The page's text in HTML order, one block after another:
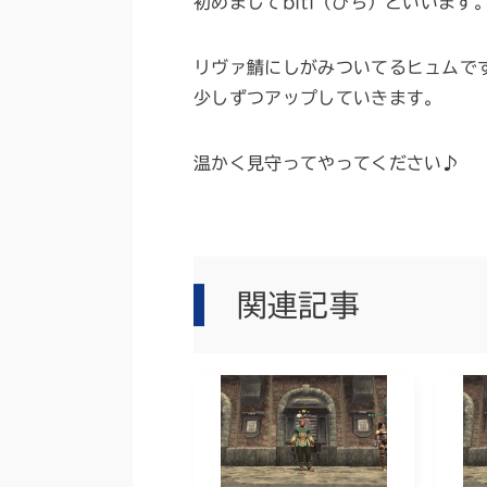
リヴァ鯖にしがみついてるヒュムで
少しずつアップしていきます。
温かく見守ってやってください♪
関連記事